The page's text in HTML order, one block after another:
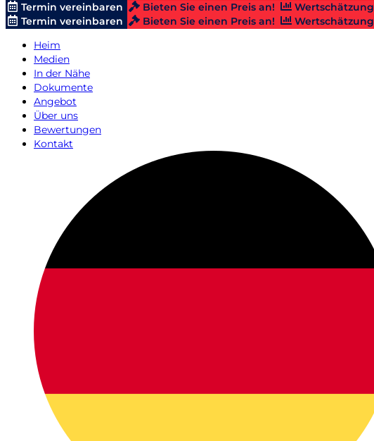
Termin vereinbaren Bieten Sie einen Preis an!
Wertschätzung
Termin vereinbaren
Bieten Sie einen Preis an!
Wertschätzung
Heim
Medien
In der Nähe
Dokumente
Angebot
Über uns
Bewertungen
Kontakt